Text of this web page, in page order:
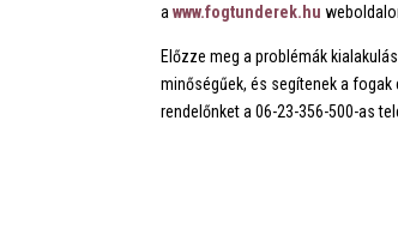
awww.fogtunderek.hu
Előzze meg a problémák
minőségűek, és segítenek a
rendelőnket a 06-23-356-500-as